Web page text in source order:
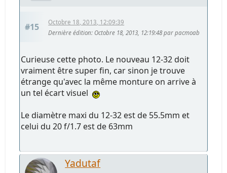
#15
Octobre 18, 2013, 12:09:39
Dernière édition: Octobre 18, 2013, 12:19:48 par pacmoab
Curieuse cette photo. Le nouveau 12-32 doit
vraiment être super fin, car sinon je trouve
étrange qu'avec la même monture on arrive à
un tel écart visuel
Le diamètre maxi du 12-32 est de 55.5mm et
celui du 20 f/1.7 est de 63mm
Yadutaf